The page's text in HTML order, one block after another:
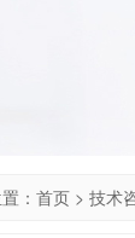
： 首页 > 技术